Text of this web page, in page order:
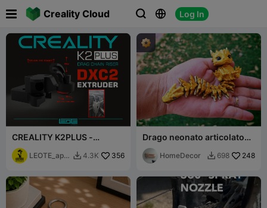
Creality Cloud   Log In
 
CREALITY K2PLUS -
SUPPORTO CATENA
[ESTRUSORE ORIGINALE E
DXC2]
LEOTE_appr  4.3K 356
Drago neonato articolato
Flexi
HomeDecor  698 248